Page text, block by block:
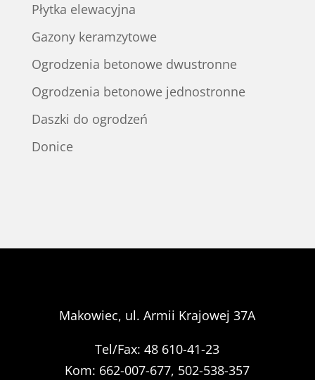
Płytka elewacyjna
Gazony keramzytowe
Ogrodzenia betonowe dwustronne
Ogrodzenia betonowe jednostronne
Daszki do ogrodzeń
Donice
Makowiec, ul. Armii Krajowej 37A
Tel/Fax: 48 610-41-23
Kom: 662-007-677, 502-538-357